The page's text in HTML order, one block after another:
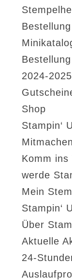
2024-2025
Shop
Stampin‘
Mitmachen
Komm ins
werde
Mein
Stampin‘
Über
Aktuelle
24-